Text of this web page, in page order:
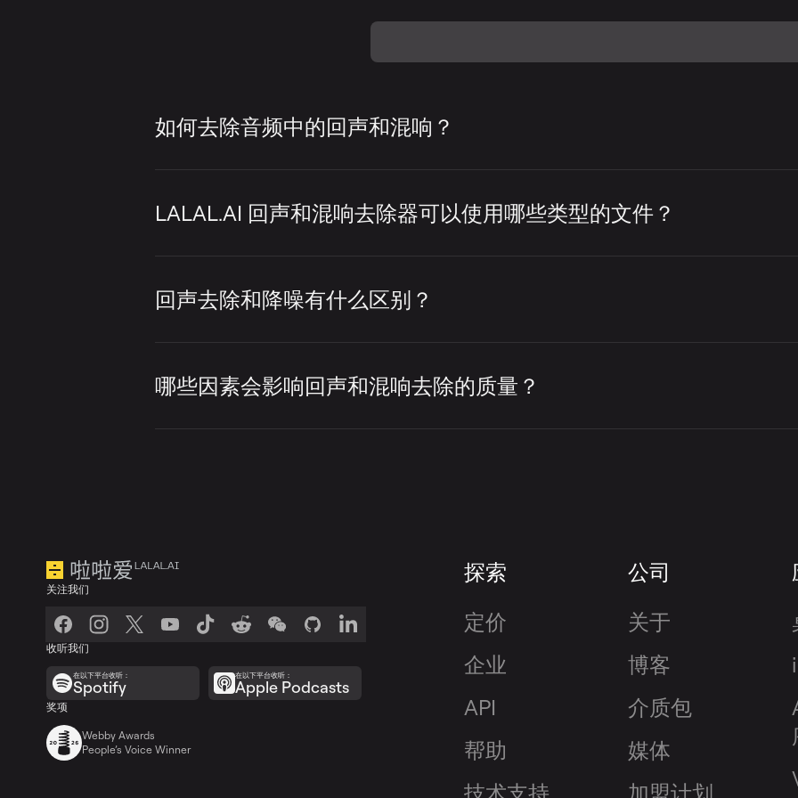
如何去除音频中的回声和混响？
打开 LALAL.AI 回声和混响去除器页面。
单击 选择文件
上传音频或视频文件。
点击完整分离按钮，从整个音轨中去除回声和混响。
LALAL.AI 回声和混响去除器可以使用哪些类型的文件？
理。目前，回声和混响去除仅适用于人声内容，不适用于乐器或纯乐
回声去除和降噪有什么区别？
声、哼鸣声或稳定的环境声）来提高音频质量。
哪些因素会影响回声和混响去除的质量？
关注我们
收听我们
在以下平台收听：
Spotify
在以下平台收听：
Apple Podcasts
奖项
Webby Awards
People’s Voice Winner
探索
定价
企业
API
帮助
技术支持
公司
关于
博客
介质包
媒体
加盟计划